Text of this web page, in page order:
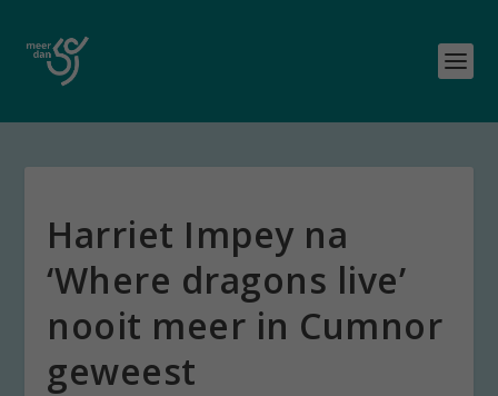
Harriet Impey na
‘Where dragons live’
nooit meer in Cumnor
geweest